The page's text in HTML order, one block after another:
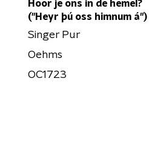
Hoor je ons in de hemel?
("Heyr þú oss himnum á")
Singer Pur
Oehms
OC1723